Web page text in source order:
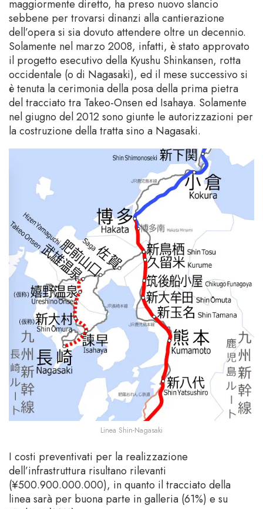
maggiormente diretto, ha preso nuovo slancio
sebbene per trovarsi dinanzi alla cantierazione
dell’opera si sia dovuto attendere oltre un decennio.
Solamente nel marzo 2008, infatti, è stato approvato
il progetto esecutivo della Kyushu Shinkansen, rotta
occidentale (o di Nagasaki), ed il mese successivo si
è tenuta la cerimonia della posa della prima pietra
del tracciato tra Takeo-Onsen ed Isahaya. Solamente
nel giugno del 2012 sono giunte le autorizzazioni per
la costruzione della tratta sino a Nagasaki.
Linea Shin-Nagasaki
I costi preventivati per la realizzazione
dell’infrastruttura risultano rilevanti
(¥500.900.000.000), in quanto il tracciato della
linea sarà per buona parte in galleria (61%) e su